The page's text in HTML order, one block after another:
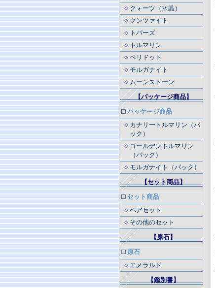
クォーツ（水晶）
クンツァイト
トパーズ
トルマリン
ペリドット
モルガナイト
ムーンストーン
【パッケージ商品】
パッケージ商品
カナリートルマリン（パ
ック）
ゴールデントルマリン
（パック）
モルガナイト（パック）
【セット商品】
セット商品
ペアセット
その他のセット
【原石】
原石
エメラルド
【鑑別書】